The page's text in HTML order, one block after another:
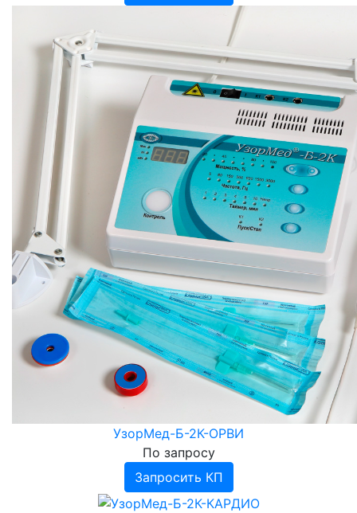
УзорМед-Б-2К-ОРВИ
По запросу
Запросить КП